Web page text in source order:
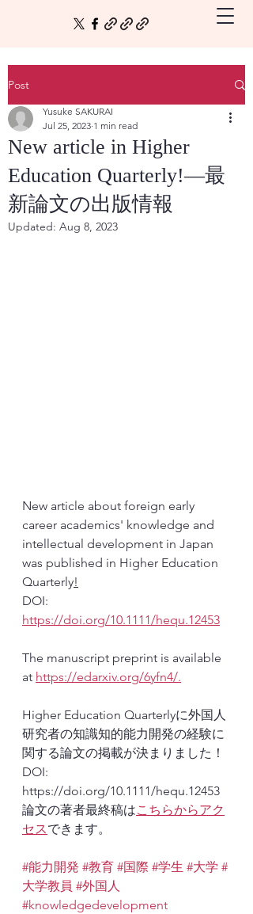
Post
New article in Higher
Education Quarterly!—最
新論文の出版情報
Yusuke SAKURAI
Jul 25, 2023 1 min read
Updated: Aug 8, 2023
New article about foreign early
career academics' knowledge and
intellectual development in Japan
was published in Higher Education
Quarterly!
DOI:
https://doi.org/10.1111/hequ.12453
The manuscript preprint is available
at https://edarxiv.org/6yfn4/.
Higher Education Quarterlyに外国人
研究者の知識知的能力開発の経験に
関する論文の掲載が決まりました！
DOI:
https://doi.org/10.1111/hequ.12453
論文の著者最終稿はこちらからアク
セスできます。
#能力開発 #教育 #国際 #学生 #大学 #
大学教員 #外国人
#knowledgedevelopment